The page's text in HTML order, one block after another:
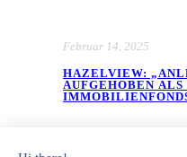
Februar 14, 2025
HAZELVIEW:
AUFGEHOBEN
Januar 14, 2025